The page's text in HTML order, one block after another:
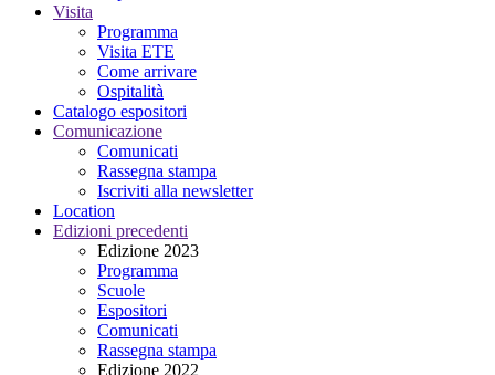
Visita
Programma
Visita ETE
Come arrivare
Ospitalità
Catalogo espositori
Comunicazione
Comunicati
Rassegna stampa
Iscriviti alla newsletter
Location
Edizioni precedenti
Edizione 2023
Programma
Scuole
Espositori
Comunicati
Rassegna stampa
Edizione 2022